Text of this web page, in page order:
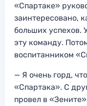
«Спартаке»
заинтересовано,
больших успехов.
эту команду.
воспитанником
— Я очень горд,
«Спартака». С
провел в